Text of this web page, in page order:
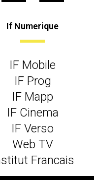
If Numerique
IF Mobile
IF Prog
IF Mapp
IF Cinema
IF Verso
Web TV
Francais